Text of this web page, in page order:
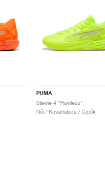
PUMA
Stewie 4 "Flawless"
Női / Kosárlabda / Cipők